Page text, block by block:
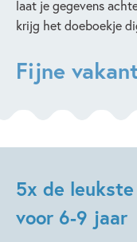
laat je gegevens
krijg het doeboekje
Fijne
5x de
voor 6-9 jaar